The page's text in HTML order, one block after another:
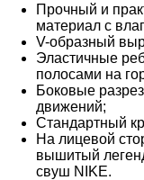
Прочный и
материал с
V-образный
Эластичные
полосами на
Боковые
движений;
Стандартный
На лицевой
вышитый
свуш NIKE.